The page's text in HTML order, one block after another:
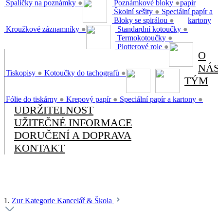
Špalíčky na poznámky ● Poznámkové bloky ●
Školní sešity ●
Bloky se spirálou ●
Kroužkové záznamníky ● Standardní kotoučky ●
Termokotoučky ●
Plotterové role ●
Tiskopisy ● Kotoučky do tachografů ●
papír
Speciální papír a
kartony
Fólie do tiskárny ● Krepový papír ● Speciální papír a kartony ●
O
TÝM
UDRŽITELNOST
UŽITEČNÉ INFORMACE
DORUČENÍ A DOPRAVA
KONTAKT
1. Zur Kategorie Kancelář & Škola